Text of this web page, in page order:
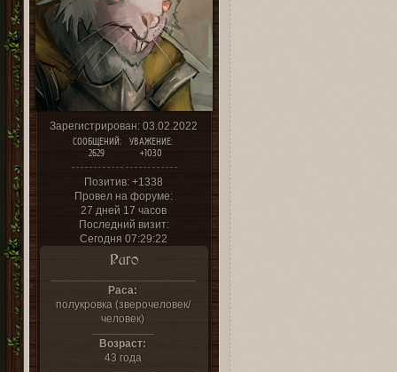
Зарегистрирован: 03.02.2022
СООБЩЕНИЙ:
2629
УВАЖЕНИЕ:
+1030
Позитив: +1338
Провел на форуме:
27 дней 17 часов
Последний визит:
Сегодня 07:29:22
Раго
Раса:
полукровка (зверочеловек/
человек)
Возраст:
43 года